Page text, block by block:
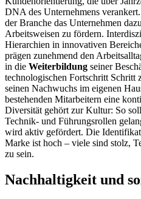
DNA des Unternehmens
der Branche das Unternehmen
Arbeitsweisen zu fördern.
Hierarchien in innovativen
prägen zunehmend den
in die Weiterbildung seiner
technologischen Fortschritt Schritt
seinen Nachwuchs im eigenen
bestehenden Mitarbeitern eine
Diversität gehört zur Kultur: So
Technik- und Führungsrollen
wird aktiv gefördert. Die
Marke ist hoch – viele sind stolz,
zu sein.
Nachhaltigkeit und